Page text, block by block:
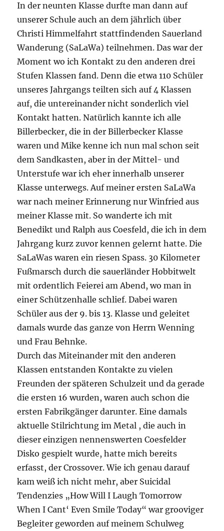
In der neunten Klasse durfte man dann auf
unserer Schule auch an dem jährlich über
Christi Himmelfahrt stattfindenden Sauerland
Wanderung (SaLaWa) teilnehmen. Das war der
Moment wo ich Kontakt zu den anderen drei
Stufen Klassen fand. Denn die etwa 110 Schüler
unseres Jahrgangs teilten sich auf 4 Klassen
auf, die untereinander nicht sonderlich viel
Kontakt hatten. Natürlich kannte ich alle
Billerbecker, die in der Billerbecker Klasse
waren und Mike kenne ich nun mal schon seit
dem Sandkasten, aber in der Mittel- und
Unterstufe war ich eher innerhalb unserer
Klasse unterwegs. Auf meiner ersten SaLaWa
war nach meiner Erinnerung nur Winfried aus
meiner Klasse mit. So wanderte ich mit
Benedikt und Ralph aus Coesfeld, die ich in dem
Jahrgang kurz zuvor kennen gelernt hatte. Die
SaLaWas waren ein riesen Spass. 30 Kilometer
Fußmarsch durch die sauerländer Hobbitwelt
mit ordentlich Feierei am Abend, wo man in
einer Schützenhalle schlief. Dabei waren
Schüler aus der 9. bis 13. Klasse und geleitet
damals wurde das ganze von Herrn Wenning
und Frau Behnke.
Durch das Miteinander mit den anderen
Klassen entstanden Kontakte zu vielen
Freunden der späteren Schulzeit und da gerade
die ersten 16 wurden, waren auch schon die
ersten Fabrikgänger darunter. Eine damals
aktuelle Stilrichtung im Metal , die auch in
dieser einzigen nennenswerten Coesfelder
Disko gespielt wurde, hatte mich bereits
erfasst, der Crossover. Wie ich genau darauf
kam weiß ich nicht mehr, aber Suicidal
Tendenzies „How Will I Laugh Tomorrow
When I Cant‘ Even Smile Today“ war grooviger
Begleiter geworden auf meinem Schulweg